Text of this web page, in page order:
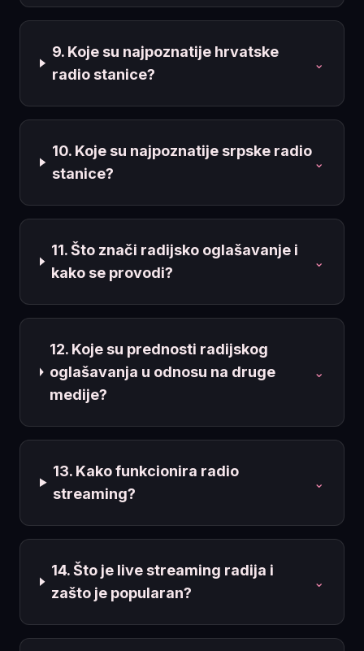
9. Koje su najpoznatije hrvatske
radio stanice?
⌄
10. Koje su najpoznatije srpske radio
stanice?
⌄
11. Što znači radijsko oglašavanje i
kako se provodi?
⌄
12. Koje su prednosti radijskog
oglašavanja u odnosu na druge
medije?
⌄
13. Kako funkcionira radio
streaming?
⌄
14. Što je live streaming radija i
zašto je popularan?
⌄